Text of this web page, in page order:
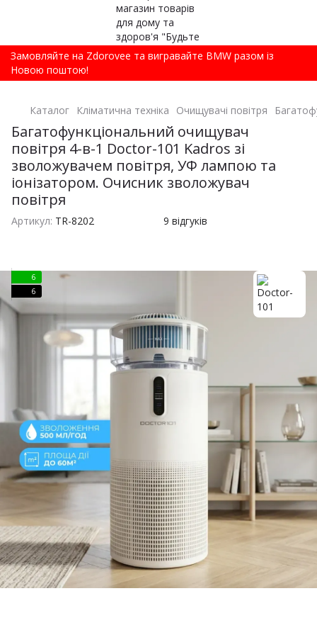
Замовляйте на Zdorovee та вигравайте BMW разом із
Новою поштою!
Каталог Кліматична техніка Очищувачі повітря
Багатофункціональний очищувач
повітря 4-в-1 Doctor-101 Kadros зі
зволожувачем повітря, УФ лампою та
іонізатором. Очисник зволожувач
повітря
Артикул: TR-8202 9 відгуків
6
6